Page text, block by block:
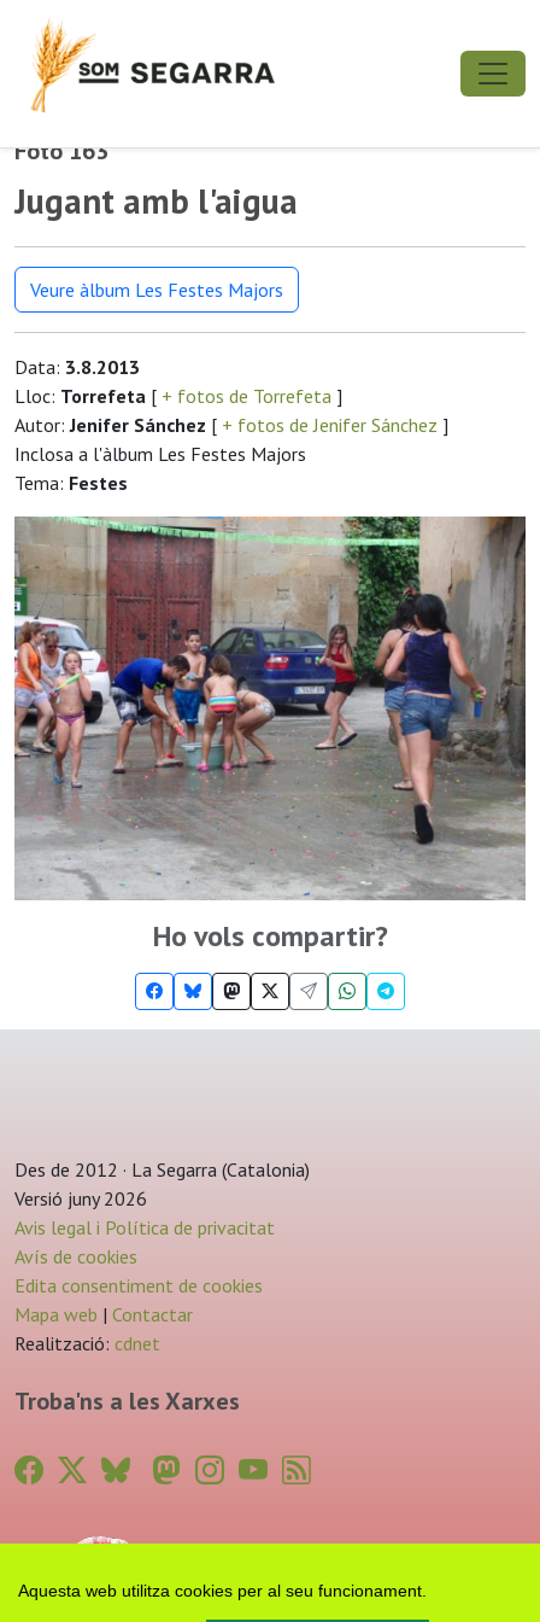
Aquesta web utilitza cookies per al seu funcionament.
Foto 163
Jugant amb l'aigua
Veure àlbum Les Festes Majors
Data: 3.8.2013
Lloc: Torrefeta [ + fotos de Torrefeta ]
Autor:Jenifer Sánchez [ + fotos de Jenifer Sánchez ]
Inclosa a l'àlbum Les Festes Majors
Tema: Festes
Ho vols compartir?
Des de 2012 · La Segarra (Catalonia)
Versió juny 2026
Avis legal i Política de privacitat
Avís de cookies
Edita consentiment de cookies
Mapa web | Contactar
Realització: cdnet
Troba'ns a les Xarxes